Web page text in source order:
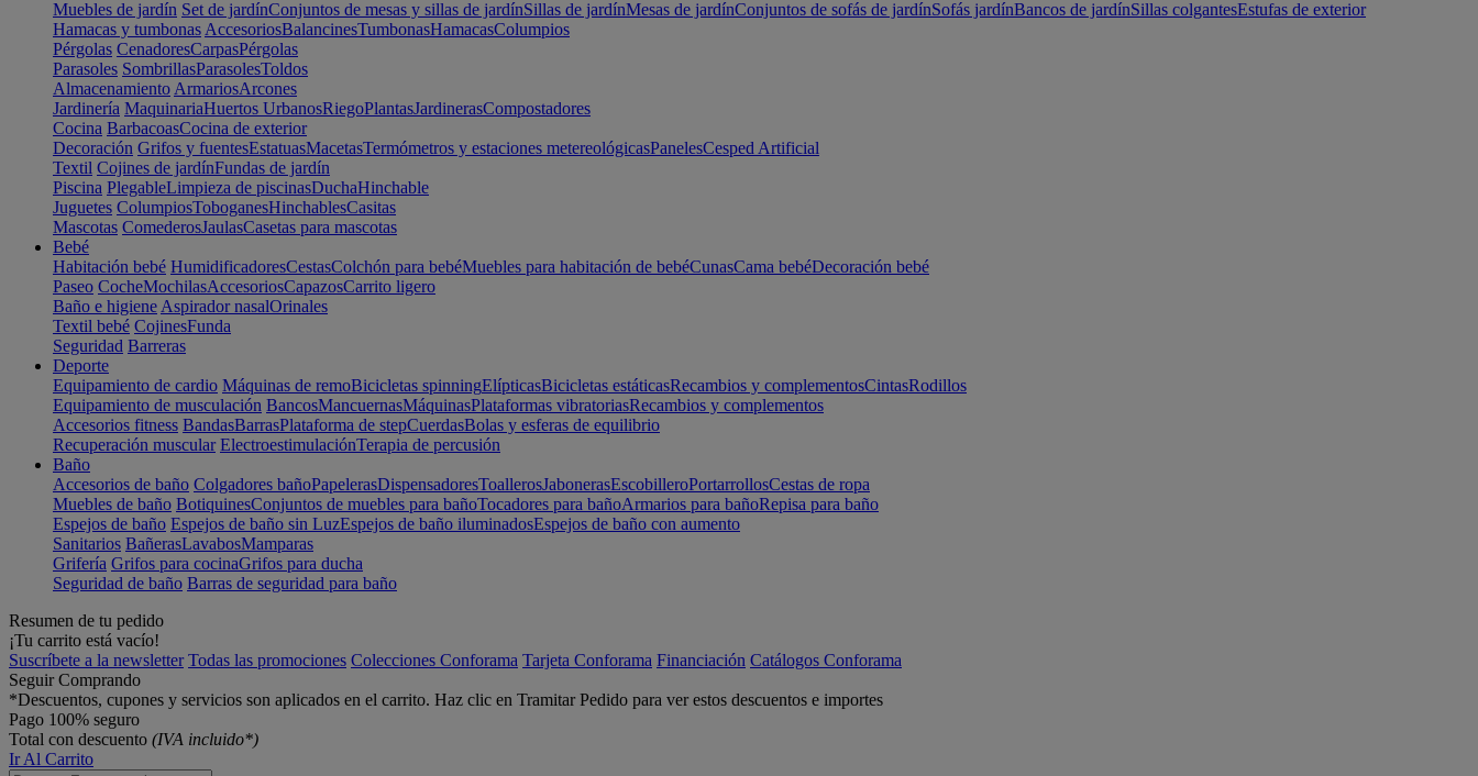
Muebles de jardín Set de jardínConjuntos de mesas y sillas de jardínSillas de jardínMesas de jardínConjuntos de sofás de jardínSofás jardínBancos de jardínSillas colgantesEstufas de exterior
Hamacas y tumbonas AccesoriosBalancinesTumbonasHamacasColumpios
Pérgolas CenadoresCarpasPérgolas
Parasoles SombrillasParasolesToldos
Almacenamiento ArmariosArcones
Jardinería MaquinariaHuertos UrbanosRiegoPlantasJardinerasCompostadores
Cocina BarbacoasCocina de exterior
Decoración Grifos y fuentesEstatuasMacetasTermómetros y estaciones metereológicasPanelesCesped Artificial
Textil Cojines de jardínFundas de jardín
Piscina PlegableLimpieza de piscinasDuchaHinchable
Juguetes ColumpiosToboganesHinchablesCasitas
Mascotas ComederosJaulasCasetas para mascotas
Bebé
Habitación bebé HumidificadoresCestasColchón para bebéMuebles para habitación de bebéCunasCama bebéDecoración bebé
Paseo CocheMochilasAccesoriosCapazosCarrito ligero
Baño e higiene Aspirador nasalOrinales
Textil bebé CojinesFunda
Seguridad Barreras
Deporte
Equipamiento de cardio Máquinas de remoBicicletas spinningElípticasBicicletas estáticasRecambios y complementosCintasRodillos
Equipamiento de musculación BancosMancuernasMáquinasPlataformas vibratoriasRecambios y complementos
Accesorios fitness BandasBarrasPlataforma de stepCuerdasBolas y esferas de equilibrio
Recuperación muscular ElectroestimulaciónTerapia de percusión
Baño
Accesorios de baño Colgadores bañoPapelerasDispensadoresToallerosJabonerasEscobilleroPortarrollosCestas de ropa
Muebles de baño BotiquinesConjuntos de muebles para bañoTocadores para bañoArmarios para bañoRepisa para baño
Espejos de baño Espejos de baño sin LuzEspejos de baño iluminadosEspejos de baño con aumento
Sanitarios BañerasLavabosMamparas
Grifería Grifos para cocinaGrifos para ducha
Seguridad de baño Barras de seguridad para baño
Resumen de tu pedido
¡Tu carrito está vacío!
Suscríbete a la newsletter Todas las promociones Colecciones Conforama Tarjeta Conforama Financiación Catálogos Conforama
Seguir Comprando
*Descuentos, cupones y servicios son aplicados en el carrito. Haz clic en Tramitar Pedido para ver estos descuentos e importes
Pago 100% seguro
Total con descuento (IVA incluido*)
Ir Al Carrito